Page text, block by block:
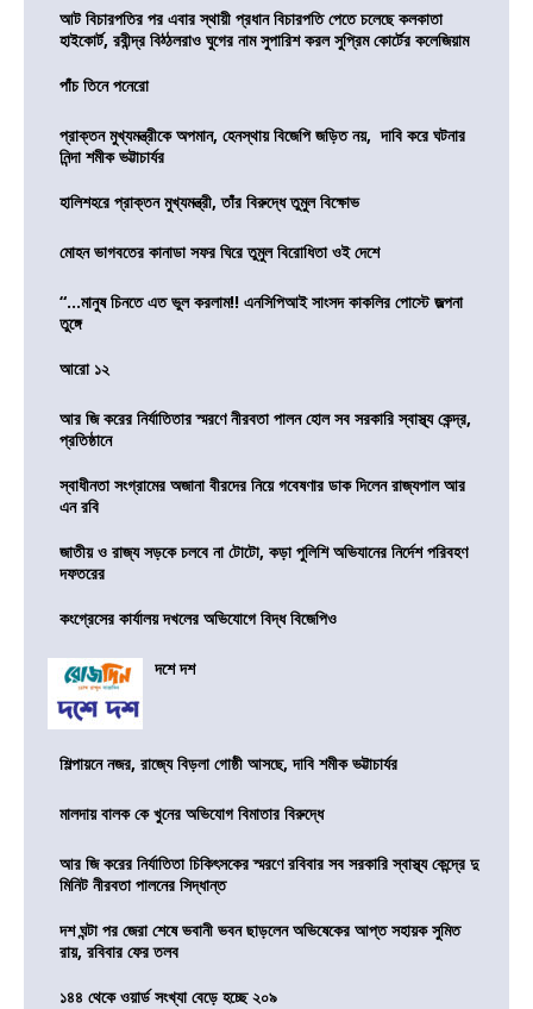
আট বিচারপতির পর এবার স্থায়ী প্রধান বিচারপতি পেতে চলেছে কলকাতা
হাইকোর্ট, রবীন্দ্র বিঠ্ঠলরাও ঘুগের নাম সুপারিশ করল সুপ্রিম কোর্টের কলেজিয়াম
পাঁচ তিনে পনেরো
প্রাক্তন মুখ্যমন্ত্রীকে অপমান, হেনস্থায় বিজেপি জড়িত নয়, দাবি করে ঘটনার
নিন্দা শমীক ভট্টাচার্যর
হালিশহরে প্রাক্তন মুখ্যমন্ত্রী, তাঁর বিরুদ্ধে তুমুল বিক্ষোভ
মোহন ভাগবতের কানাডা সফর ঘিরে তুমুল বিরোধিতা ওই দেশে
“…মানুষ চিনতে এত ভুল করলাম!! এনসিপিআই সাংসদ কাকলির পোস্টে জল্পনা
তুঙ্গে
আরো ১২
আর জি করের নির্যাতিতার স্মরণে নীরবতা পালন হোল সব সরকারি স্বাস্থ্য কেন্দ্র,
প্রতিষ্ঠানে
স্বাধীনতা সংগ্রামের অজানা বীরদের নিয়ে গবেষণার ডাক দিলেন রাজ্যপাল আর
এন রবি
জাতীয় ও রাজ্য সড়কে চলবে না টোটো, কড়া পুলিশি অভিযানের নির্দেশ পরিবহণ
দফতরের
কংগ্রেসের কার্যালয় দখলের অভিযোগে বিদ্ধ বিজেপিও
দশে দশ
শিল্পায়নে নজর, রাজ্যে বিড়লা গোষ্ঠী আসছে, দাবি শমীক ভট্টাচার্যর
মালদায় বালক কে খুনের অভিযোগ বিমাতার বিরুদ্ধে
আর জি করের নির্যাতিতা চিকিৎসকের স্মরণে রবিবার সব সরকারি স্বাস্থ্য কেন্দ্রে দু
মিনিট নীরবতা পালনের সিদ্ধান্ত
দশ ঘন্টা পর জেরা শেষে ভবানী ভবন ছাড়লেন অভিষেকের আপ্ত সহায়ক সুমিত
রায়, রবিবার ফের তলব
১৪৪ থেকে ওয়ার্ড সংখ্যা বেড়ে হচ্ছে ২০৯